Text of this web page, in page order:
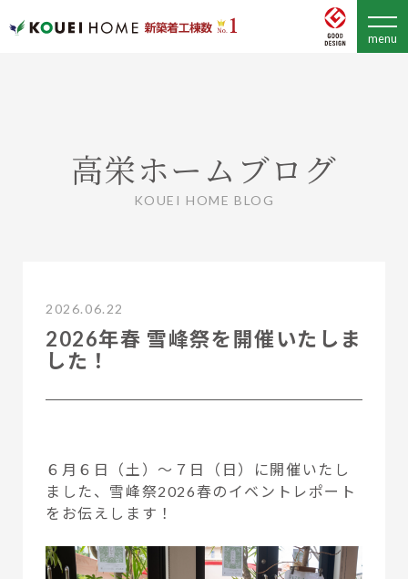
高栄ホームブログ
KOUEI HOME BLOG
2026.06.22
2026年春 雪峰祭を開催いたしま
した！
６月６日（土）～７日（日）に開催いたし
ました、雪峰祭2026春のイベントレポート
をお伝えします！